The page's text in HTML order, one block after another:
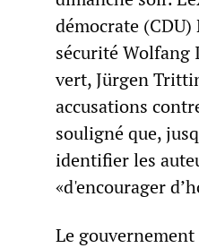
démocrate
sécurité
vert, Jürgen
accusations
souligné que,
identifier les
«d'encourager
Le